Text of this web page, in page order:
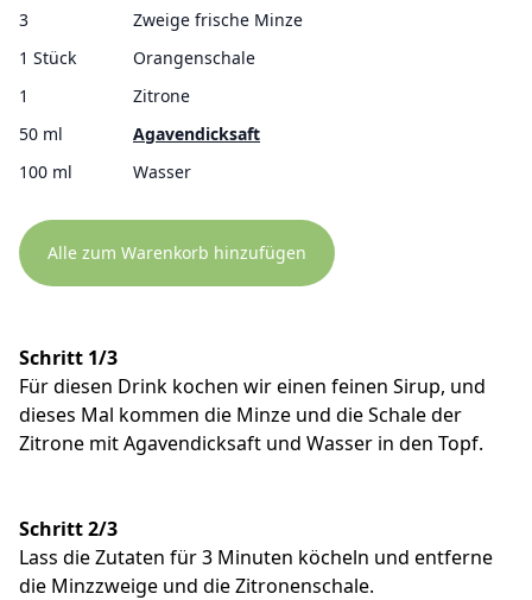
3
Zweige frische Minze
1 Stück
Orangenschale
1
Zitrone
50 ml
Agavendicksaft
100 ml
Wasser
Alle zum Warenkorb hinzufügen
Schritt 1/3
Für diesen Drink kochen wir einen feinen Sirup, und
dieses Mal kommen die Minze und die Schale der
Zitrone mit Agavendicksaft und Wasser in den Topf.
Schritt 2/3
Lass die Zutaten für 3 Minuten köcheln und entferne
die Minzzweige und die Zitronenschale.